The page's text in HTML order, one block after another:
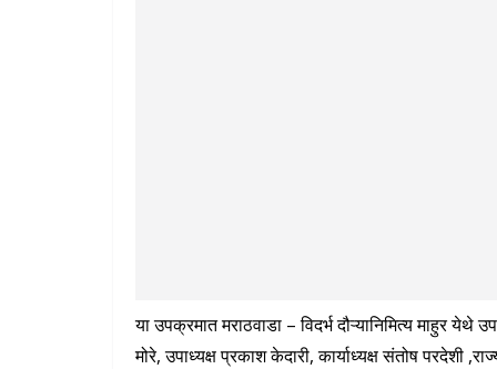
या उपक्रमात मराठवाडा – विदर्भ दौऱ्यानिमित्य माहुर येथे
मोरे, उपाध्यक्ष प्रकाश केदारी, कार्याध्यक्ष संतोष परदेशी